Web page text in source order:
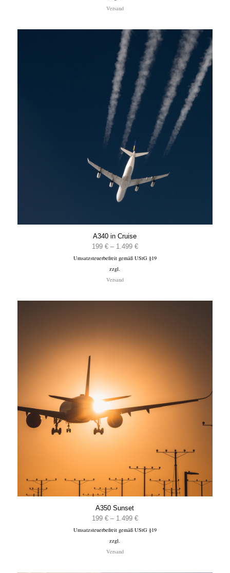
Versand
A340 in Cruise
199 € – 1.499 €Preisspanne:
199 €
Umsatzsteuerbefreit gemäß UStG §19
zzgl.
Versand
A350 Sunset
199 € – 1.499 €Preisspanne:
199 €
Umsatzsteuerbefreit gemäß UStG §19
zzgl.
Versand